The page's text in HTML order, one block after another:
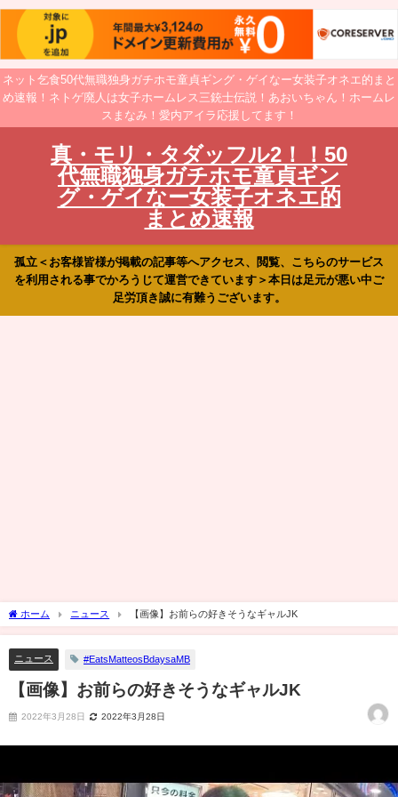
ネット乞食50代無職独身ガチホモ童貞ギング・ゲイなー女装子オネエ的まと
め速報！ネトゲ廃人は女子ホームレス三銃士伝説！あおいちゃん！ホームレ
スまなみ！愛内アイラ応援してます！
真・モリ・タダッフル2！！50
代無職独身ガチホモ童貞ギン
グ・ゲイなー女装子オネエ的
まとめ速報
孤立＜お客様皆様が掲載の記事等へアクセス、閲覧、こちらのサービス
を利用される事でかろうじて運営できています＞本日は足元が悪い中ご
足労頂き誠に有難うございます。
ホーム ニュース 【画像】お前らの好きそうなギャルJK
ニュース #EatsMatteosBdaysaMB
【画像】お前らの好きそうなギャルJK
2022年3月28日 2022年3月28日